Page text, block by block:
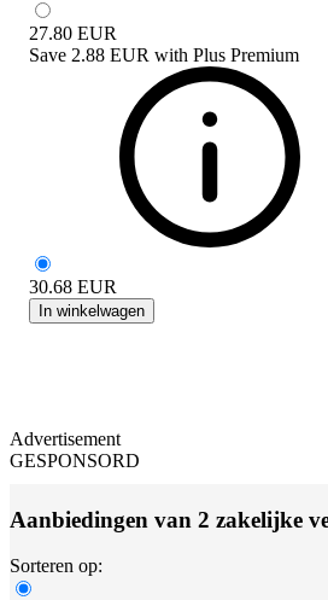
27.80 EUR
Save 2.88 EUR with Plus Premium
30.68 EUR
In winkelwagen
Advertisement
GESPONSORD
Aanbiedingen van 2 zakelijke
Sorteren op: